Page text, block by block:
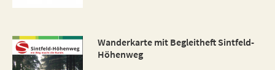
Wanderkarte mit Begleitheft Sintfeld-
Höhenweg